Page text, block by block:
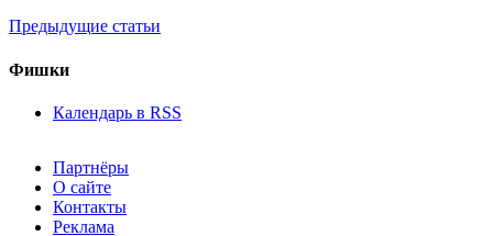
Предыдущие статьи
Фишки
Календарь в RSS
Партнёры
О сайте
Контакты
Реклама